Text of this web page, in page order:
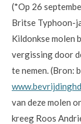
(*Op 26
Britse Typhoon-
Kildonkse molen
vergissing door
te nemen. (Bron:
van deze molen
kreeg Roos